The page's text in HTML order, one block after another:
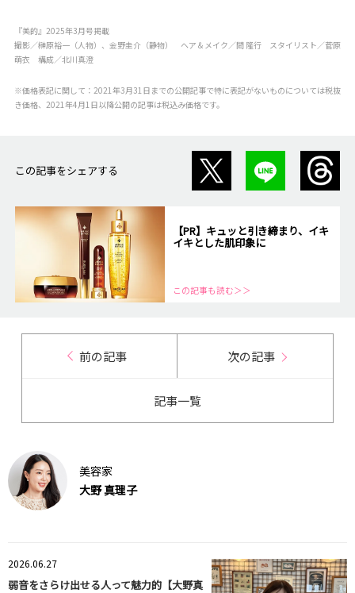
『美的』2025年3月号掲載
撮影／榊原裕一（人物）、金野圭介（静物） ヘア＆メイク／間 隆行 スタイリスト／菅原
萌衣 構成／北川真澄
※価格表記に関して：2021年3月31日までの公開記事で特に表記がないものについては税抜
き価格、2021年4月1日以降公開の記事は税込み価格です。
この記事をシェアする
【PR】キュッと引き締まり、イキ
イキとした肌印象に
この記事も読む＞＞
前の記事 次の記事
記事一覧
美容家
大野 真理子
2026.06.27
弱音をさらけ出せる人って魅力的【大野真